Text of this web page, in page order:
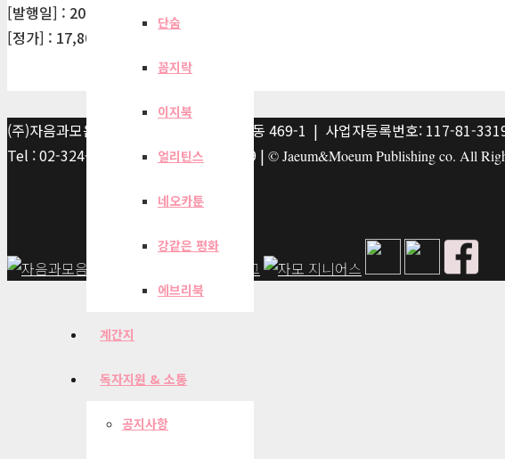
단숨
꼼지락
이지북
얼리틴스
네오카툰
강같은 평화
에브리북
계간지
독자지원 & 소통
공지사항
[발행일] : 2026-04-22
[정가] : 17,800원
(주)자음과모음 | 10881 경기 파주시 서패동 469-1 | 사업자등록번호: 117-81-
Tel : 02-324-2347 | Fax : 02-6959-8459 | © Jaeum&Moeum Publishing co. All